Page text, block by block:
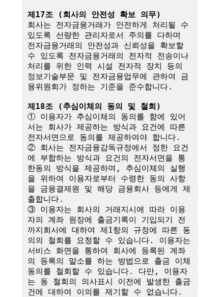
제17조 (회사의 안전성 확보 의무)
회사는 전자금융거래가 안전하게 처리될 수
있도록 선량한 관리자로서 주의를 다하며
전자금융거래의 안전성과 신뢰성을 확보할
수 있도록 전자금융거래의 전자적 전송이나
처리를 위한 인력 시설 전자적 장치 등의
정보기술부문 및 전자금융업무에 관하여 금
융위원회가 정하는 기준을 준수합니다.
제18조 (추심이체의 동의 및 철회)
① 이용자가 추심이체의 동의를 함에 있어
서는 회사가 제공하는 방식과 요건에 따른
전자서면으로 동의를 제공하여야 합니다.
② 회사는 전자금융감독규정에서 정한 요건
에 부합하는 방식과 요건의 전자서면을 통
한동의 방식을 제공하며, 추심이체의 실행
을 위하여 이용자로부터 수령한 동의 사항
을 금융결제원 및 해당 금융회사 등에게 제
출합니다.
③ 이용자는 회사의 거래지시에 따라 이용
자의 계좌 원장에 출금기록이 기입되기 전
까지회사에 대하여 제1항의 규정에 따른 동
의의 철회를 요청할 수 있습니다. 이용자는
서비스 화면을 통하여 회사에 등록된 계좌
의 등록의 말소를 하는 방법으로 출금 이체
동의를 철회할 수 있습니다. 다만, 이용자
는 동 철회의 의사표시 이전에 발생한 출금
건에 대하여 이의를 제기할 수 없습니다.